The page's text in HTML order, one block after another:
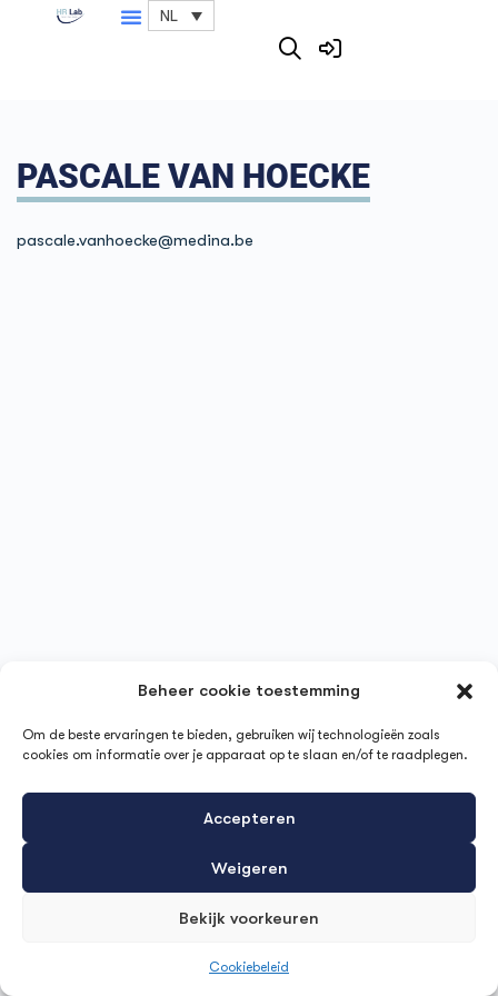
Beheer cookie toestemming
Om de beste ervaringen te bieden, gebruiken wij technologieën zoals
cookies om informatie over je apparaat op te slaan en/of te raadplegen.
Accepteren
Weigeren
Bekijk voorkeuren
Cookiebeleid
NL
PASCALE VAN HOECKE
pascale.vanhoecke@medina.be